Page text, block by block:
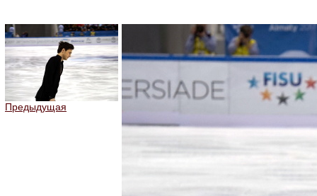
Предыдущая